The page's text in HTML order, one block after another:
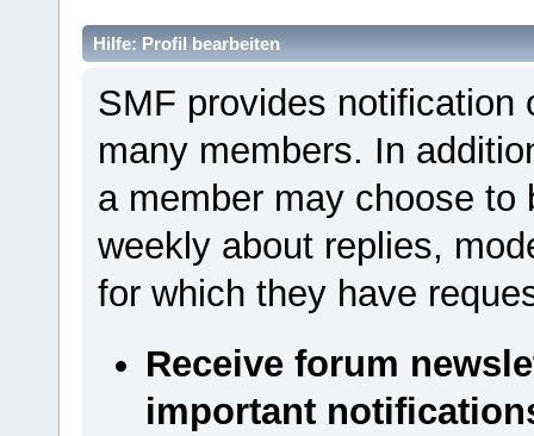
Hilfe: Profil bearbeiten
SMF provides notification
many members. In
a member may choose to
weekly about replies,
for which they have
Receive forum
important